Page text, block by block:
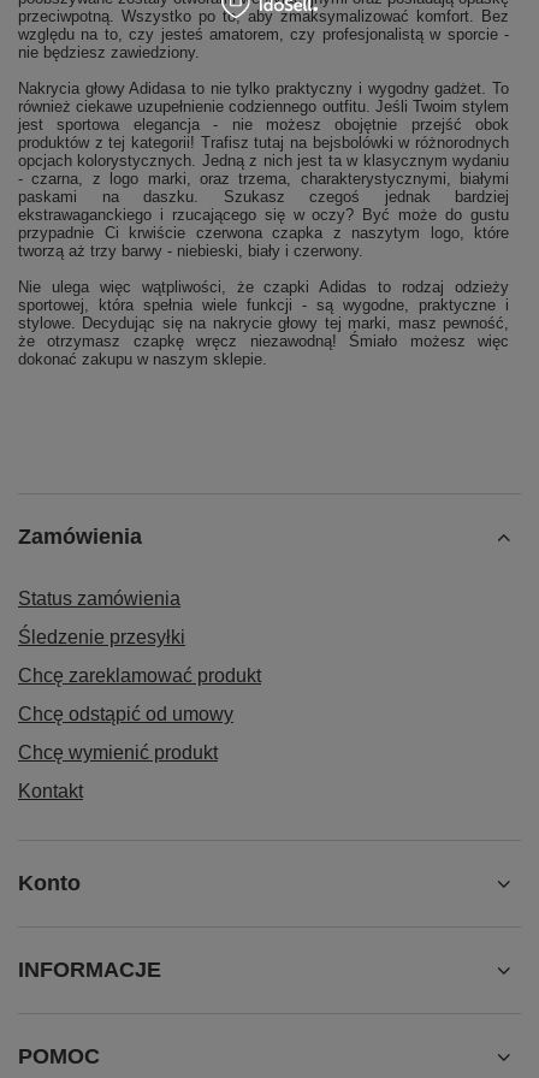
przeciwpotną. Wszystko po to, aby zmaksymalizować komfort. Bez
względu na to, czy jesteś amatorem, czy profesjonalistą w sporcie -
nie będziesz zawiedziony.
Nakrycia głowy Adidasa to nie tylko praktyczny i wygodny gadżet. To
również ciekawe uzupełnienie codziennego outfitu. Jeśli Twoim stylem
jest sportowa elegancja - nie możesz obojętnie przejść obok
produktów z tej kategorii! Trafisz tutaj na bejsbolówki w różnorodnych
opcjach kolorystycznych. Jedną z nich jest ta w klasycznym wydaniu
- czarna, z logo marki, oraz trzema, charakterystycznymi, białymi
paskami na daszku. Szukasz czegoś jednak bardziej
ekstrawaganckiego i rzucającego się w oczy? Być może do gustu
przypadnie Ci krwiście czerwona czapka z naszytym logo, które
tworzą aż trzy barwy - niebieski, biały i czerwony.
Nie ulega więc wątpliwości, że czapki Adidas to rodzaj odzieży
sportowej, która spełnia wiele funkcji - są wygodne, praktyczne i
stylowe. Decydując się na nakrycie głowy tej marki, masz pewność,
że otrzymasz czapkę wręcz niezawodną! Śmiało możesz więc
dokonać zakupu w naszym sklepie.
Zamówienia
Status zamówienia
Śledzenie przesyłki
Chcę zareklamować produkt
Chcę odstąpić od umowy
Chcę wymienić produkt
Kontakt
Konto
INFORMACJE
POMOC